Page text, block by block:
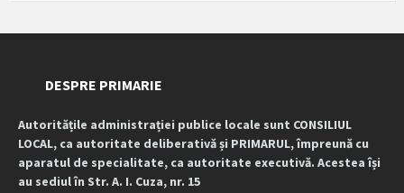
DESPRE PRIMARIE
Autoritățile administrației publice locale sunt CONSILIUL
LOCAL, ca autoritate deliberativă și PRIMARUL, împreună cu
aparatul de specialitate, ca autoritate executivă. Acestea își
au sediul în Str. A. I. Cuza, nr. 15